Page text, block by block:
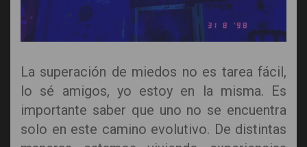
La superación de miedos no es tarea fácil,
lo sé amigos, yo estoy en la misma. Es
importante saber que uno no se encuentra
solo en este camino evolutivo. De distintas